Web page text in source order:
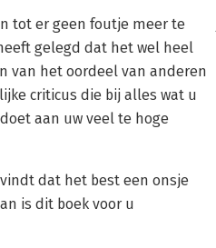
tot er geen foutje meer te
gelegd dat het wel heel
van het oordeel van anderen
criticus die bij alles wat u
aan uw veel te hoge
dat het best een onsje
is dit boek voor u